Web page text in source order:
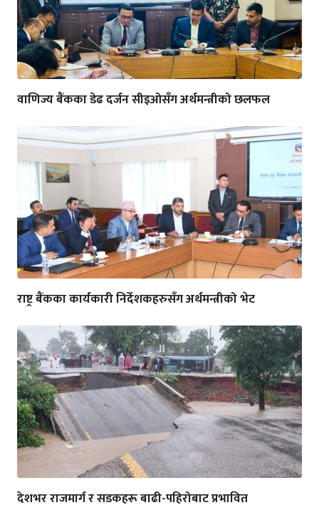
वाणिज्य बैंकका डेढ दर्जन सीइओसँग अर्थमन्त्रीको छलफल
राष्ट्र बैंकका कार्यकारी निर्देशकहरुसँग अर्थमन्त्रीको भेट
देशभर राजमार्ग र सडकहरू बाढी-पहिरोबाट प्रभावित